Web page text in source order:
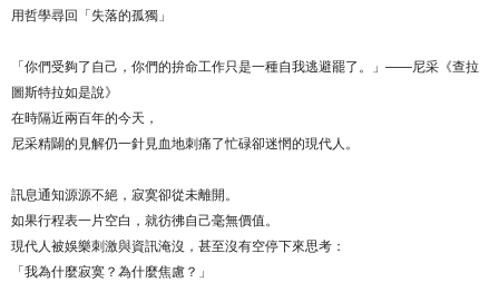
用哲學尋回「失落的孤獨」
「你們受夠了自己，你們的拚命工作只是一種自我逃避罷了。」——尼采《查拉
圖斯特拉如是說》
在時隔近兩百年的今天，
尼采精闢的見解仍一針見血地刺痛了忙碌卻迷惘的現代人。
訊息通知源源不絕，寂寞卻從未離開。
如果行程表一片空白，就彷彿自己毫無價值。
現代人被娛樂刺激與資訊淹沒，甚至沒有空停下來思考：
「我為什麼寂寞？為什麼焦慮？」